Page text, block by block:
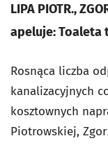
LIPA PIOTR.,
apeluje: Toaleta
Rosnąca liczba
kanalizacyjnych
kosztownych
Piotrowskiej,